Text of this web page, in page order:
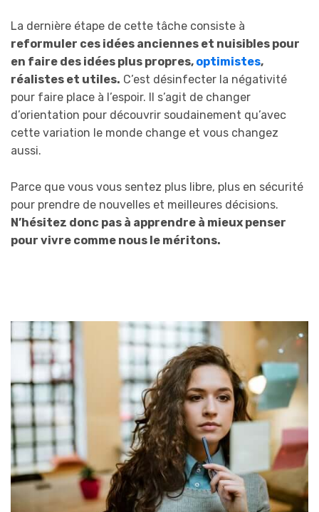
La dernière étape de cette tâche consiste à
reformuler ces idées anciennes et nuisibles pour
en faire des idées plus propres, optimistes,
réalistes et utiles. C’est désinfecter la négativité
pour faire place à l’espoir. Il s’agit de changer
d’orientation pour découvrir soudainement qu’avec
cette variation le monde change et vous changez
aussi.
Parce que vous vous sentez plus libre, plus en sécurité
pour prendre de nouvelles et meilleures décisions.
N’hésitez donc pas à apprendre à mieux penser
pour vivre comme nous le méritons.